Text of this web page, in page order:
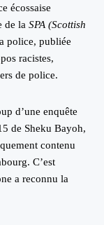
écossaise
de la SPA (Scottish
police, publiée
racistes,
de police.
d’une enquête
de Sheku Bayoh,
contenu
C’est
a reconnu la